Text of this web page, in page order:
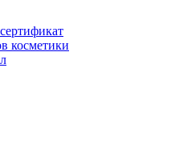
косметики